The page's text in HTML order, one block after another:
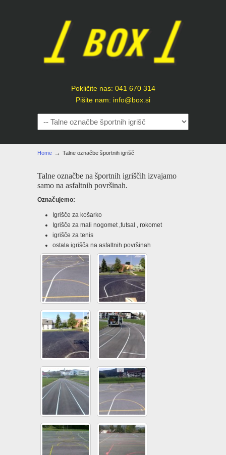
Pokličite nas: 041 670 314
Pišite nam: info@box.si
Home → Talne označbe športnih igrišč
Talne označbe na športnih igriščih izvajamo
samo na asfaltnih površinah.
Označujemo:
Igrišče za košarko
Igrišče za mali nogomet ,futsal , rokomet
igrišče za tenis
ostala igrišča na asfaltnih površinah